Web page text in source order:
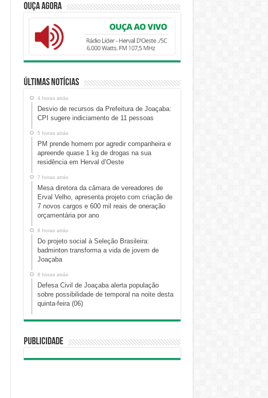
Ouça Agora
Últimas Notícias
4 horas atrás
Desvio de recursos da Prefeitura de Joaçaba:
CPI sugere indiciamento de 11 pessoas
5 horas atrás
PM prende homem por agredir companheira e
apreende quase 1 kg de drogas na sua
residência em Herval d’Oeste
7 horas atrás
Mesa diretora da câmara de vereadores de
Erval Velho, apresenta projeto com criação de
7 novos cargos e 600 mil reais de oneração
orçamentária por ano
8 horas atrás
Do projeto social à Seleção Brasileira:
badminton transforma a vida de jovem de
Joaçaba
8 horas atrás
Defesa Civil de Joaçaba alerta população
sobre possibilidade de temporal na noite desta
quinta-feira (06)
Publicidade